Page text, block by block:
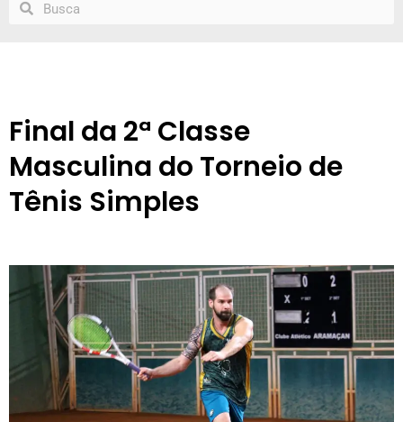
Final da 2ª Classe
Masculina do Torneio de
Tênis Simples